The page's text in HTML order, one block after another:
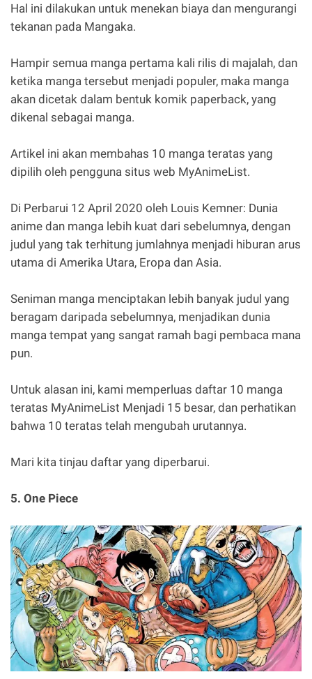
Hal ini dilakukan untuk menekan biaya dan mengurangi
tekanan pada Mangaka.
Hampir semua manga pertama kali rilis di majalah, dan
ketika manga tersebut menjadi populer, maka manga
akan dicetak dalam bentuk komik paperback, yang
dikenal sebagai manga.
Artikel ini akan membahas 10 manga teratas yang
dipilih oleh pengguna situs web MyAnimeList.
Di Perbarui 12 April 2020 oleh Louis Kemner: Dunia
anime dan manga lebih kuat dari sebelumnya, dengan
judul yang tak terhitung jumlahnya menjadi hiburan arus
utama di Amerika Utara, Eropa dan Asia.
Seniman manga menciptakan lebih banyak judul yang
beragam daripada sebelumnya, menjadikan dunia
manga tempat yang sangat ramah bagi pembaca mana
pun.
Untuk alasan ini, kami memperluas daftar 10 manga
teratas MyAnimeList Menjadi 15 besar, dan perhatikan
bahwa 10 teratas telah mengubah urutannya.
Mari kita tinjau daftar yang diperbarui.
5. One Piece